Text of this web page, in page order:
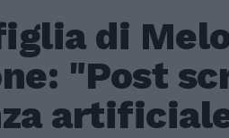
di
"Post